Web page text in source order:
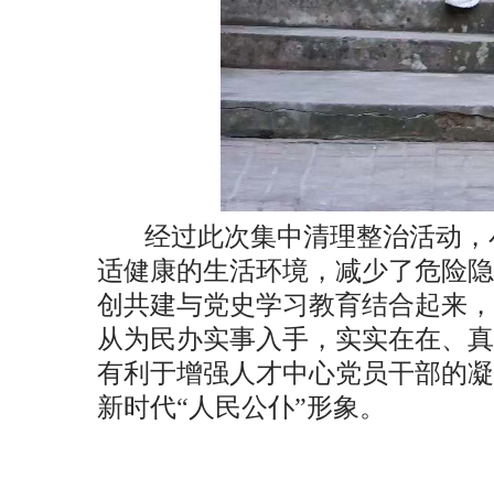
经过此次集中清理整治活动
适健康的生活环境，减少了危险
创共建与党史学习教育结合起来
从为民办实事入手，实实在在、
有利于增强人才中心党员干部的
新时代“人民公仆”形象。